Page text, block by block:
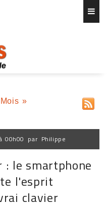
»
00h00 par Philippe
: le smartphone
l'esprit
clavier